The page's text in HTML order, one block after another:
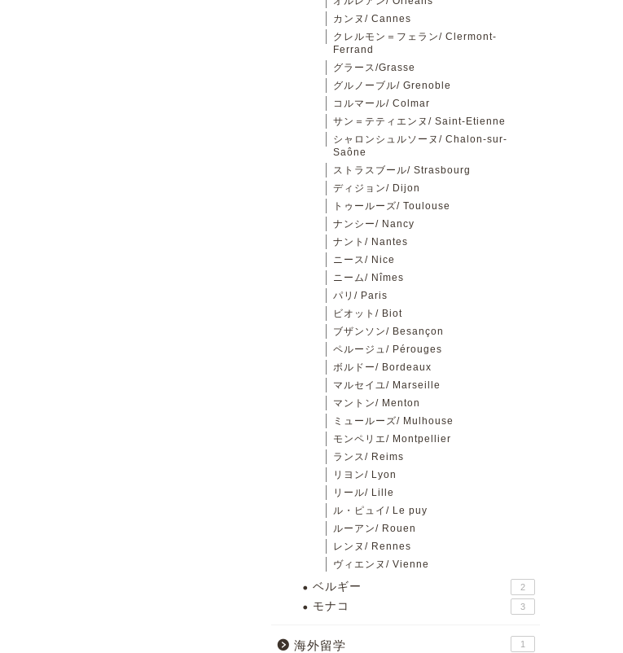
カンヌ/ Cannes
クレルモン＝フェラン/ Clermont-
Ferrand
グラース/Grasse
グルノーブル/ Grenoble
コルマール/ Colmar
サン＝テティエンヌ/ Saint-Etienne
シャロンシュルソーヌ/ Chalon-sur-
Saône
ストラスブール/ Strasbourg
ディジョン/ Dijon
トゥールーズ/ Toulouse
ナンシー/ Nancy
ナント/ Nantes
ニース/ Nice
ニーム/ Nîmes
パリ/ Paris
ビオット/ Biot
ブザンソン/ Besançon
ペルージュ/ Pérouges
ボルドー/ Bordeaux
マルセイユ/ Marseille
マントン/ Menton
ミュールーズ/ Mulhouse
モンペリエ/ Montpellier
ランス/ Reims
リヨン/ Lyon
リール/ Lille
ル・ピュイ/ Le puy
ルーアン/ Rouen
レンヌ/ Rennes
ヴィエンヌ/ Vienne
ベルギー 2
モナコ 3
海外留学 1